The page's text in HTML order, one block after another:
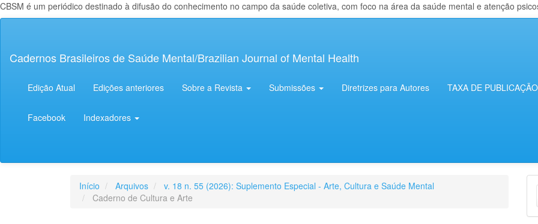
CBSM é um periódico destinado à difusão do conhecimento no campo da saúde coletiva, com foco na área da saúde mental e atenção
principal
Lateral
Cadernos Brasileiros de Saúde Mental/Brazilian Journal of Mental Health
Edição Atual Edições anteriores Sobre a Revista Submissões Diretrizes para Autores TAXA DE PUBLICAÇÃO
Facebook Indexadores
Início Arquivos
v. 18 n. 55 (2026): Suplemento Especial - Arte, Cultura e Saúde Mental
Caderno de Cultura e Arte